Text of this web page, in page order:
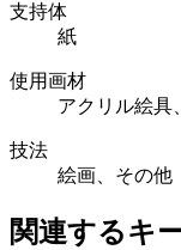
支持体
紙
使用画材
アクリル絵具
技法
絵画、その他
関連するキ